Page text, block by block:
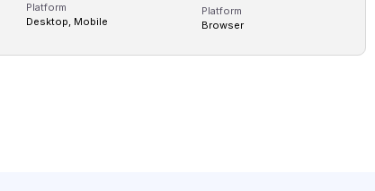
Platform
Desktop, Mobile
Platform
Browser